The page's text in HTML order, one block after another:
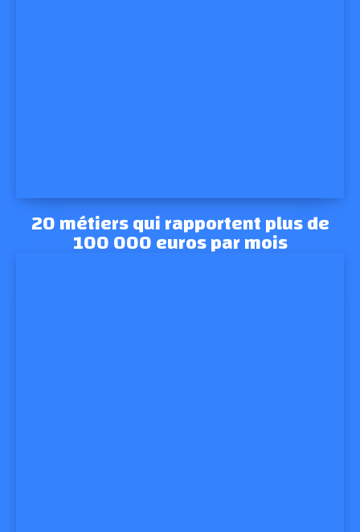
20 métiers qui rapportent plus de
100 000 euros par mois